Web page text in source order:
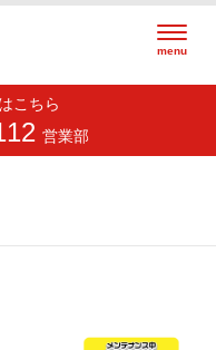
menu
こちら
営業部